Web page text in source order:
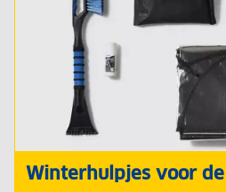
Winterhulpjes voor